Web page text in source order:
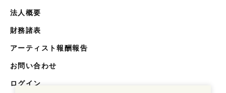
法人概要
財務諸表
アーティスト報酬報告
お問い合わせ
ログイン